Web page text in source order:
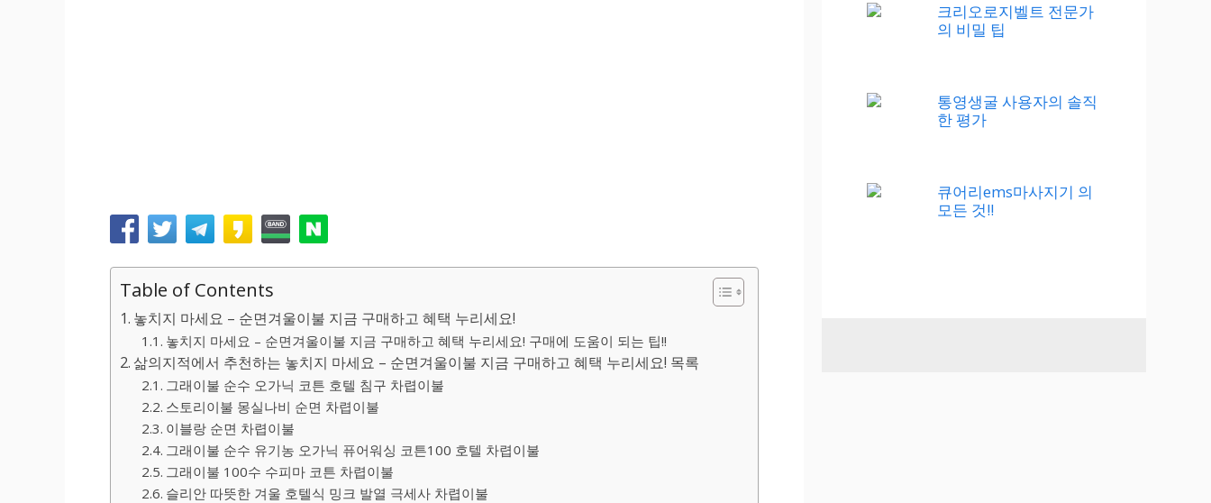
Table of Contents
놓치지 마세요 – 순면겨울이불 지금 구매하고 혜택 누리세요!
놓치지 마세요 – 순면겨울이불 지금 구매하고 혜택 누리세요! 구매에 도움이 되는 팁!!
삶의지적에서 추천하는 놓치지 마세요 – 순면겨울이불 지금 구매하고 혜택 누리세요! 목록
그래이불 순수 오가닉 코튼 호텔 침구 차렵이불
스토리이불 몽실나비 순면 차렵이불
이블랑 순면 차렵이불
그래이불 순수 유기농 오가닉 퓨어워싱 코튼100 호텔 차렵이불
그래이불 100수 수피마 코튼 차렵이불
슬리안 따뜻한 겨울 호텔식 밍크 발열 극세사 차렵이불
크리오로지벨트 전문가
의 비밀 팁
통영생굴 사용자의 솔직
한 평가
큐어리ems마사지기 의
모든 것!!